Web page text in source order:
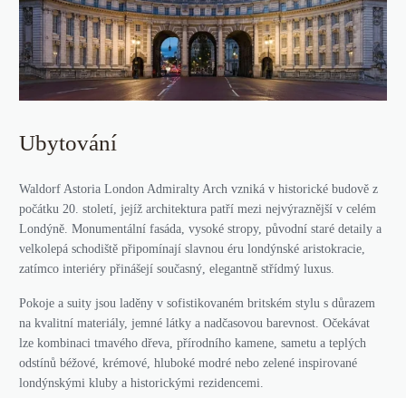
Ubytování
Waldorf Astoria London Admiralty Arch vzniká v historické budově z
počátku 20. století, jejíž architektura patří mezi nejvýraznější v celém
Londýně. Monumentální fasáda, vysoké stropy, původní staré detaily a
velkolepá schodiště připomínají slavnou éru londýnské aristokracie,
zatímco interiéry přinášejí současný, elegantně střídmý luxus.
Pokoje a suity jsou laděny v sofistikovaném britském stylu s důrazem
na kvalitní materiály, jemné látky a nadčasovou barevnost. Očekávat
lze kombinaci tmavého dřeva, přírodního kamene, sametu a teplých
odstínů béžové, krémové, hluboké modré nebo zelené inspirované
londýnskými kluby a historickými rezidencemi.